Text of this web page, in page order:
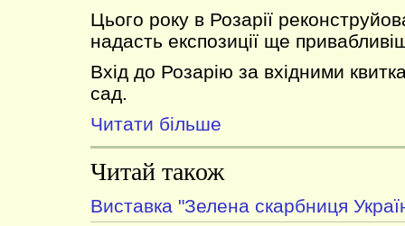
Цього року в Розарії
надасть експозиції ще
Вхід до Розарію за вхідними
сад.
Читати більше
Читай також
Виставка "Зелена скарбниця